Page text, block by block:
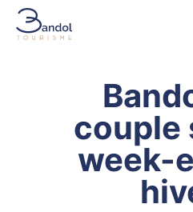
couple
week-